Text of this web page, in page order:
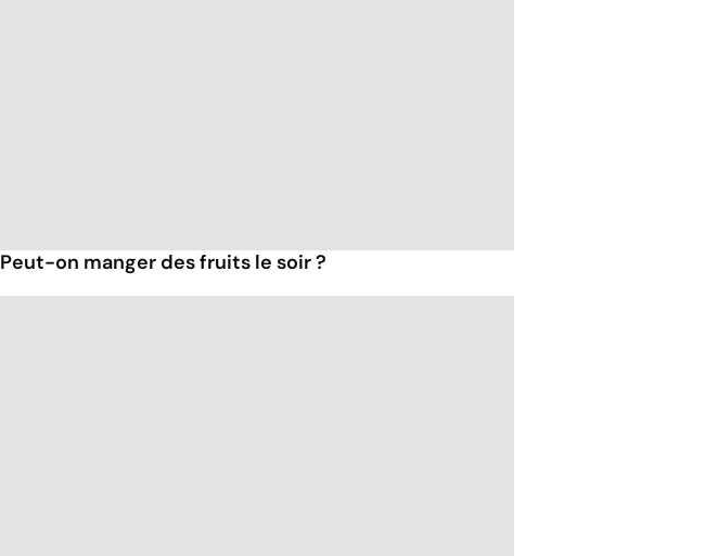
Peut-on manger des fruits le soir ?